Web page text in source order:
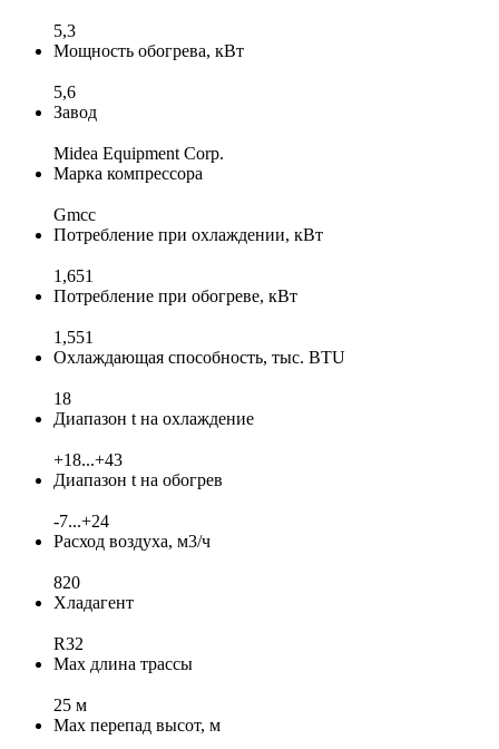
5,3
Мощность обогрева, кВт
5,6
Завод
Midea Equipment Corp.
Марка компрессора
Gmcc
Потребление при охлаждении, кВт
1,651
Потребление при обогреве, кВт
1,551
Охлаждающая способность, тыс. BTU
18
Диапазон t на охлаждение
+18...+43
Диапазон t на обогрев
-7...+24
Расход воздуха, м3/ч
820
Хладагент
R32
Max длина трассы
25 м
Max перепад высот, м